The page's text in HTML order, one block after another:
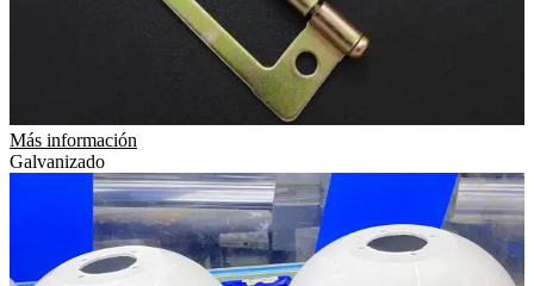
Más información
Galvanizado